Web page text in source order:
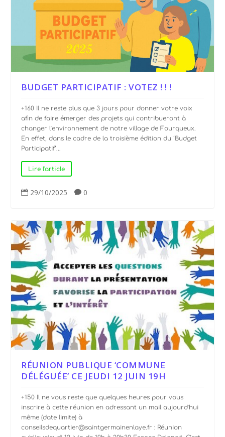
BUDGET PARTICIPATIF : VOTEZ ! ! !
+160 Il ne reste plus que 3 jours pour donner votre voix
afin de faire émerger des projets qui contribueront à
changer l’environnement de notre village de Fourqueux.
En effet, dans le cadre de la troisième édition du ‘Budget
Participatif‘...
Lire l'article
 29/10/2025  0
RÉUNION PUBLIQUE ‘COMMUNE
DÉLÉGUÉE’ CE JEUDI 12 JUIN 19H
+150 Il ne vous reste que quelques heures pour vous
inscrire à cette réunion en adressant un mail aujourd’hui
même (date limite) à
conseilsdequartier@saintgermainenlaye.fr : Réunion